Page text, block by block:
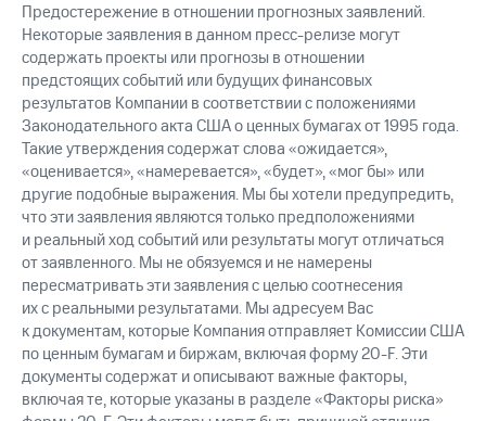
Предостережение в отношении прогнозных заявлений.
Некоторые заявления в данном пресс-релизе могут
содержать проекты или прогнозы в отношении
предстоящих событий или будущих финансовых
результатов Компании в соответствии с положениями
Законодательного акта США о ценных бумагах от 1995 года.
Такие утверждения содержат слова «ожидается»,
«оценивается», «намеревается», «будет», «мог бы» или
другие подобные выражения. Мы бы хотели предупредить,
что эти заявления являются только предположениями
и реальный ход событий или результаты могут отличаться
от заявленного. Мы не обязуемся и не намерены
пересматривать эти заявления с целью соотнесения
их с реальными результатами. Мы адресуем Вас
к документам, которые Компания отправляет Комиссии США
по ценным бумагам и биржам, включая форму20-F.Эти
документы содержат и описывают важные факторы,
включая те, которые указаны в разделе «Факторы риска»